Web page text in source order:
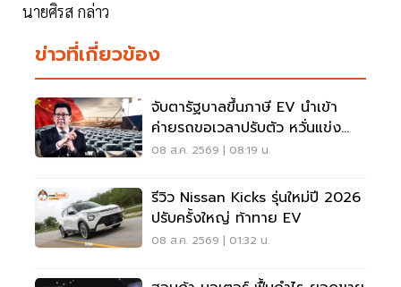
นายศิรส กล่าว
ข่าวที่เกี่ยวข้อง
จับตารัฐบาลขึ้นภาษี EV นำเข้า
ค่ายรถขอเวลาปรับตัว หวั่นแข่ง
ยาก พับแผนกลับบ้าน
08 ส.ค. 2569 | 08:19 น.
รีวิว Nissan Kicks รุ่นใหม่ปี 2026
ปรับครั้งใหญ่ ท้าทาย EV
08 ส.ค. 2569 | 01:32 น.